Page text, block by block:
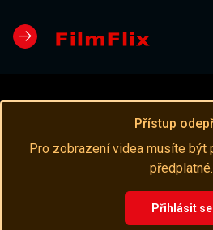
Přístup
Pro zobrazení videa musíte být
předplatné.
Přihlásit se